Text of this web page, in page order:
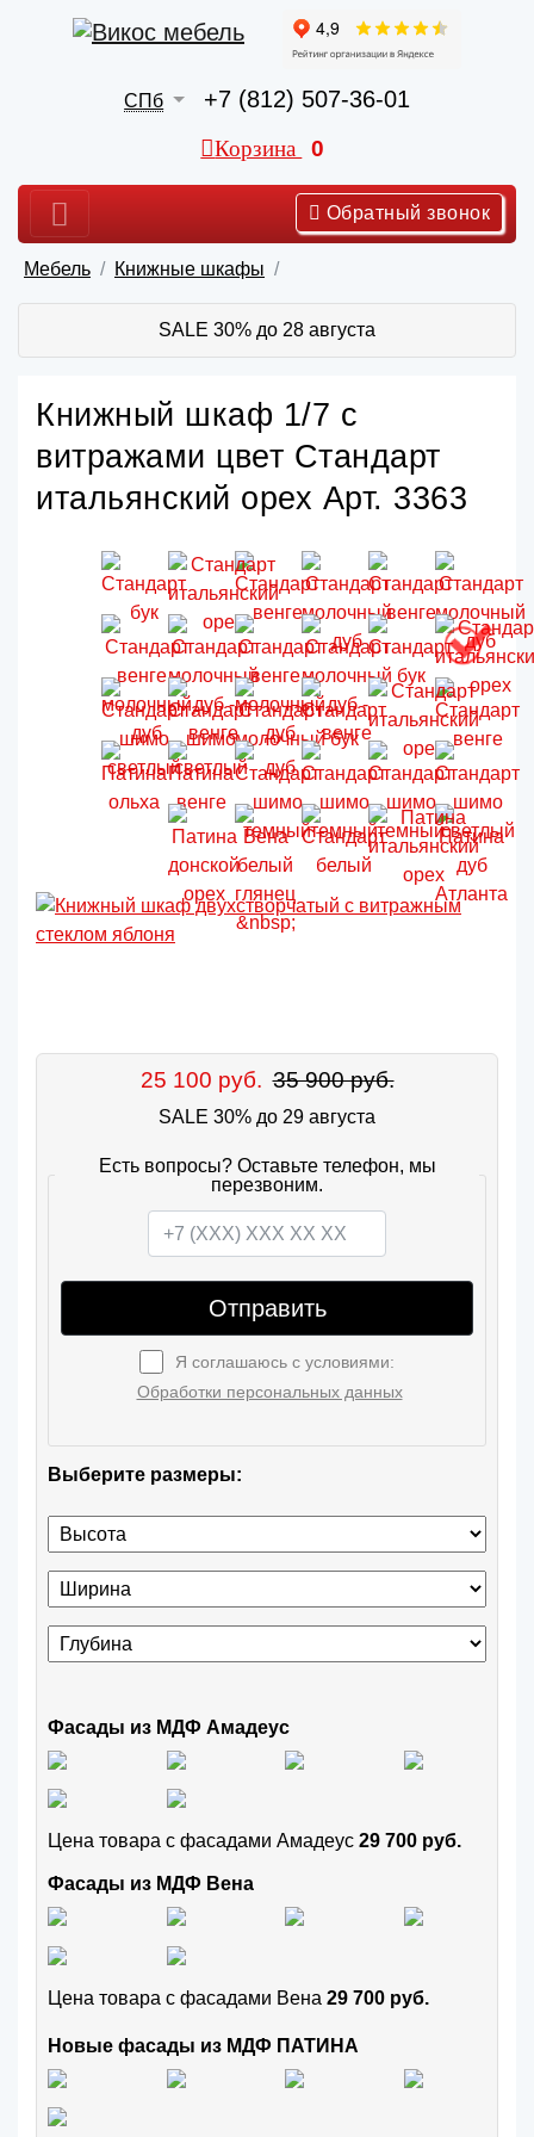
СПб +7 (812) 507-36-01
Корзина 0
Обратный звонок
Мебель Книжные шкафы
SALE 30% до 28 августа
Книжный шкаф 1/7 с
витражами цвет Стандарт
итальянский орех Арт. 3363
25 100 руб. 35 900 руб.
SALE 30% до 29 августа
Есть вопросы? Оставьте телефон, мы
перезвоним.
Отправить
Я соглашаюсь с условиями:
Обработки персональных данных
Выберите размеры:
Фасады из МДФ Амадеус
Цена товара с фасадами Амадеус 29 700 руб.
Фасады из МДФ Вена
Цена товара с фасадами Вена 29 700 руб.
Новые фасады из МДФ ПАТИНА